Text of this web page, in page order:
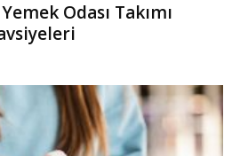
Odası Takımı